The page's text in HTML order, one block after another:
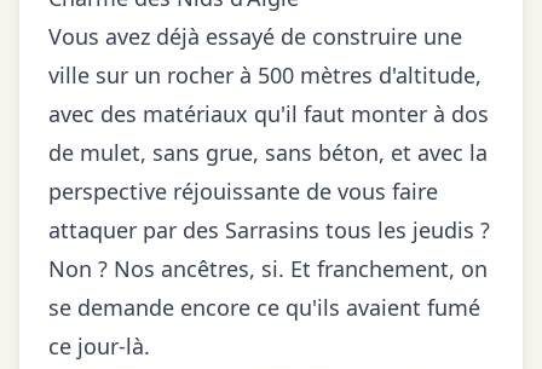
Vous avez déjà essayé de construire une
ville sur un rocher à 500 mètres d'altitude,
avec des matériaux qu'il faut monter à dos
de mulet, sans grue, sans béton, et avec la
perspective réjouissante de vous faire
attaquer par des Sarrasins tous les jeudis ?
Non ? Nos ancêtres, si. Et franchement, on
se demande encore ce qu'ils avaient fumé
ce jour-là.